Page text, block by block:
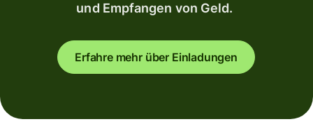
und Empfangen von Geld.
Erfahre mehr über Einladungen